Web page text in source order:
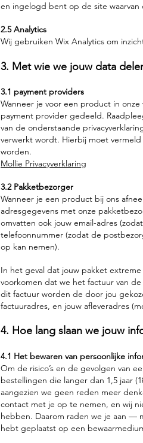
en ingelogd bent op de site waarvan
2.5 Analytics
Wij gebruiken Wix Analytics om
3. Met wie we jouw data
3.1 payment providers
Wanneer je voor een product in
payment provider gedeeld.
van de onderstaande
verwerkt wordt. Hierbij moet
worden.
Mollie Privacyverklaring
3.2 Pakketbezorger
Wanneer je een product bij ons
adresgegevens met onze
omvatten ook jouw email-adres
telefoonnummer (zodat de
op kan nemen).
In het geval dat jouw pakket
voorkomen dat we het factuur van
dit factuur worden de door jou
factuuradres, en jouw afleveradres
4. Hoe lang slaan we jouw
4.1 Het bewaren van persoonlijke
Om de risico’s en de gevolgen van
bestellingen die langer dan 1,5 jaar
aangezien we geen reden meer
contact met je op te nemen, en wij
hebben. Daarom raden we je aan —
hebt geplaatst op een